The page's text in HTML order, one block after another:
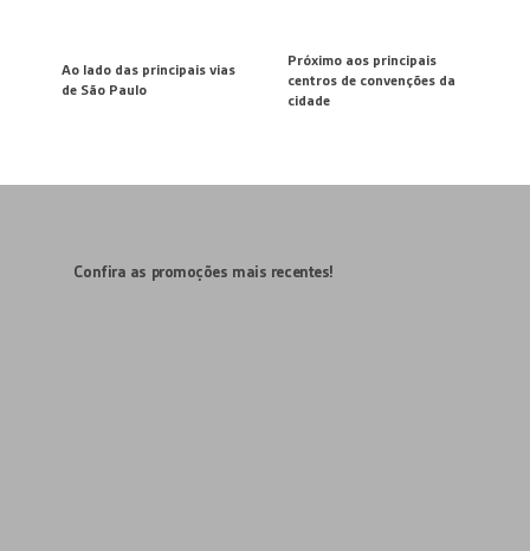
Ao ladodas principais vias
de São Paulo
Próximo aos principais
centros de convençõesda
cidade
Confira as promoções mais recentes!